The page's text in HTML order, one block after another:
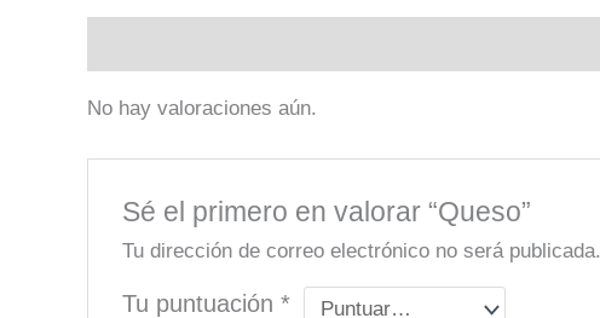
No hay valoraciones aún.
Sé el primero en valorar “Queso”
Tu dirección de correo electrónico no será publicada.
Tu puntuación*